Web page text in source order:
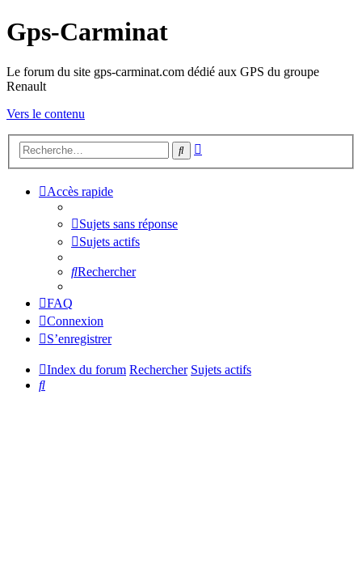
Gps-Carminat
Le forum du site gps-carminat.com dédié aux GPS du groupe
Renault
Vers le contenu
Rechercher
Accès rapide
Sujets sans réponse
Sujets actifs
Rechercher
FAQ
Connexion
S’enregistrer
Index du forum Rechercher Sujets actifs
Rechercher